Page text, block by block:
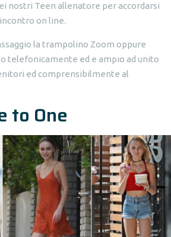
nostri Teen allenatore per accordarsi
on line.
la trampolino Zoom oppure
telefonicamente ed e ampio ad unito
ed comprensibilmente al
to One